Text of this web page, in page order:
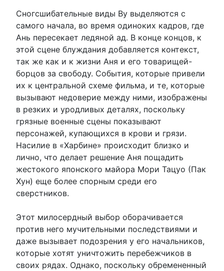
Сногсшибательные виды Ву выделяются с
самого начала, во время одиноких кадров, где
Ань пересекает ледяной ад. В конце концов, к
этой сцене блуждания добавляется контекст,
так же как и к жизни Аня и его товарищей-
борцов за свободу. События, которые привели
их к центральной схеме фильма, и те, которые
вызывают недоверие между ними, изображены
в резких и уродливых деталях, поскольку
грязные военные сцены показывают
персонажей, купающихся в крови и грязи.
Насилие в «Харбине» происходит близко и
лично, что делает решение Аня пощадить
жестокого японского майора Мори Тацуо (Пак
Хун) еще более спорным среди его
сверстников.
Этот милосердный выбор оборачивается
против него мучительными последствиями и
даже вызывает подозрения у его начальников,
которые хотят уничтожить перебежчиков в
своих рядах. Однако, поскольку обремененный